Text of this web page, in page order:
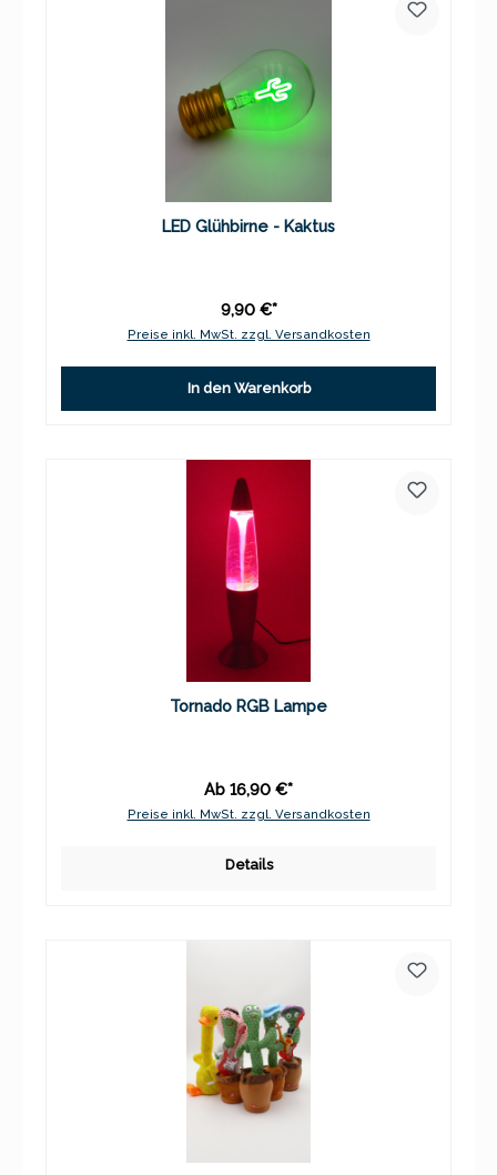
LED Glühbirne - Kaktus
9,90 €*
Preise inkl. MwSt. zzgl. Versandkosten
In den Warenkorb
Tornado RGB Lampe
Ab 16,90 €*
Preise inkl. MwSt. zzgl. Versandkosten
Details